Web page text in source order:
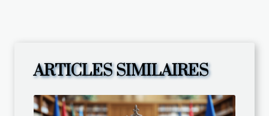
ARTICLES SIMILAIRES